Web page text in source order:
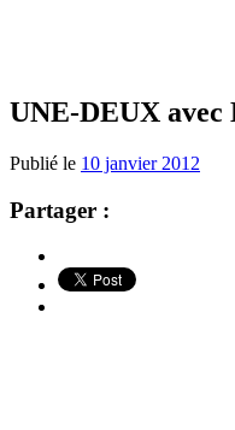
UNE-DEUX
Publié le 10 janvier 2012
Partager :